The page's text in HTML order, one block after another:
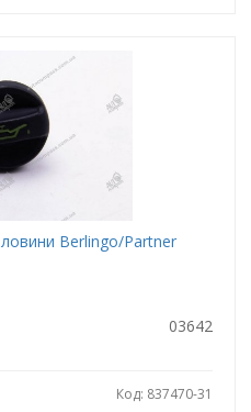
Berlingo/Partner
03642
Код: 837470-31